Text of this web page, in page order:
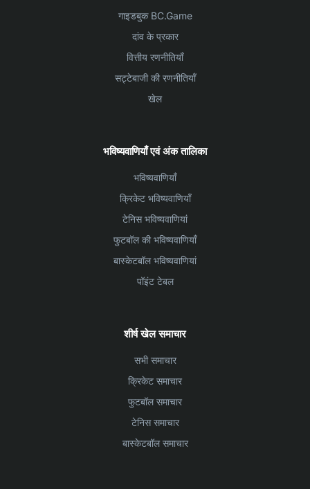
गाइडबुक BC.Game
दांव के प्रकार
वित्तीय रणनीतियाँ
सट्टेबाजी की रणनीतियाँ
खेल
भविष्यवाणियाँ एवं अंक तालिका
भविष्यवाणियाँ
क्रिकेट भविष्यवाणियाँ
टेनिस भविष्यवाणियां
फुटबॉल की भविष्यवाणियाँ
बास्केटबॉल भविष्यवाणियां
पॉइंट टेबल
शीर्ष खेल समाचार
सभी समाचार
क्रिकेट समाचार
फुटबॉल समाचार
टेनिस समाचार
बास्केटबॉल समाचार